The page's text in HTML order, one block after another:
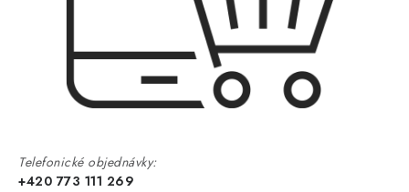
Telefonické objednávky:
+420 773 111 269